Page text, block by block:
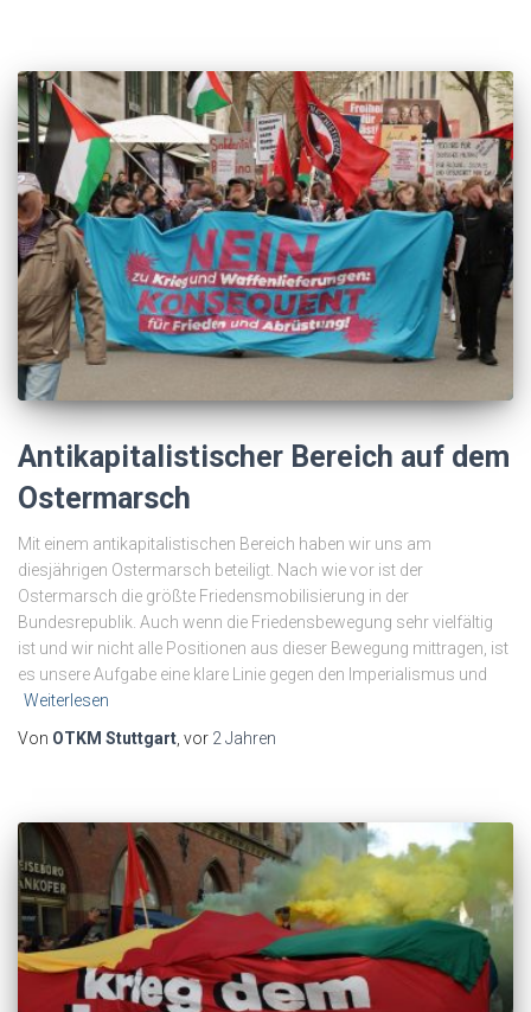
Antikapitalistischer Bereich auf dem
Ostermarsch
Mit einem antikapitalistischen Bereich haben wir uns am
diesjährigen Ostermarsch beteiligt. Nach wie vor ist der
Ostermarsch die größte Friedensmobilisierung in der
Bundesrepublik. Auch wenn die Friedensbewegung sehr vielfältig
ist und wir nicht alle Positionen aus dieser Bewegung mittragen, ist
es unsere Aufgabe eine klare Linie gegen den Imperialismus und
Weiterlesen
Von OTKM Stuttgart, vor 2 Jahren